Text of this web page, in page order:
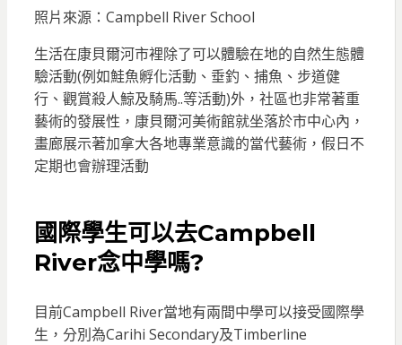
照片來源：Campbell River School
生活在康貝爾河市裡除了可以體驗在地的自然生態體
驗活動(例如鮭魚孵化活動、垂釣、捕魚、步道健
行、觀賞殺人鯨及騎馬..等活動)外，社區也非常著重
藝術的發展性，康貝爾河美術館就坐落於市中心內，
畫廊展示著加拿大各地專業意識的當代藝術，假日不
定期也會辦理活動
國際學生可以去Campbell
River念中學嗎?
目前Campbell River當地有兩間中學可以接受國際學
生，分別為Carihi Secondary及Timberline